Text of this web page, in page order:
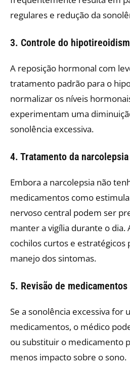
regulares e redução da
3. Controle do
A reposição hormonal com
tratamento padrão para o
normalizar os níveis
experimentam uma
sonolência excessiva.​
4. Tratamento da narcolepsia
Embora a narcolepsia não
medicamentos como
nervoso central podem ser
manter a vigília durante o dia.
cochilos curtos e estratégicos
manejo dos sintomas.​
5. Revisão de medicamentos
Se a sonolência excessiva for
medicamentos, o médico
ou substituir o medicamento
menos impacto sobre o sono.​